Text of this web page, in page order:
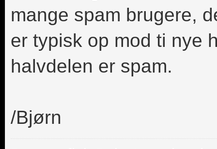
mange spam brugere,
er typisk op mod ti nye
halvdelen er spam.
/Bjørn